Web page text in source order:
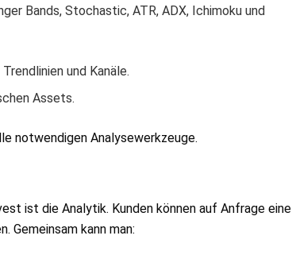
Bands, Stochastic, ATR, ADX, Ichimoku und
und Kanäle.
Assets.
notwendigen Analysewerkzeuge.
ist die Analytik. Kunden können auf Anfrage eine
Gemeinsam kann man: